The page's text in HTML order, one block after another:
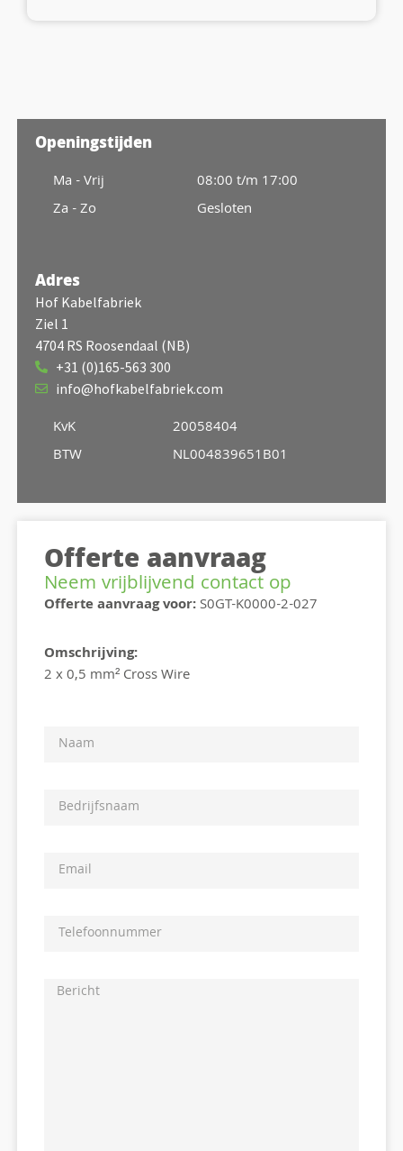
Openingstijden
Ma - Vrij
Za - Zo
08:00 t/m 17:00
Gesloten
Adres
Hof Kabelfabriek
Ziel 1
4704 RS Roosendaal (NB)
+31 (0)165-563 300
info@hofkabelfabriek.com
KvK
BTW
20058404
NL004839651B01
Offerte aanvraag
Neem vrijblijvend contact op
Offerte aanvraag voor:S0GT-K0000-2-027
Omschrijving:
2 x 0,5 mm² Cross Wire